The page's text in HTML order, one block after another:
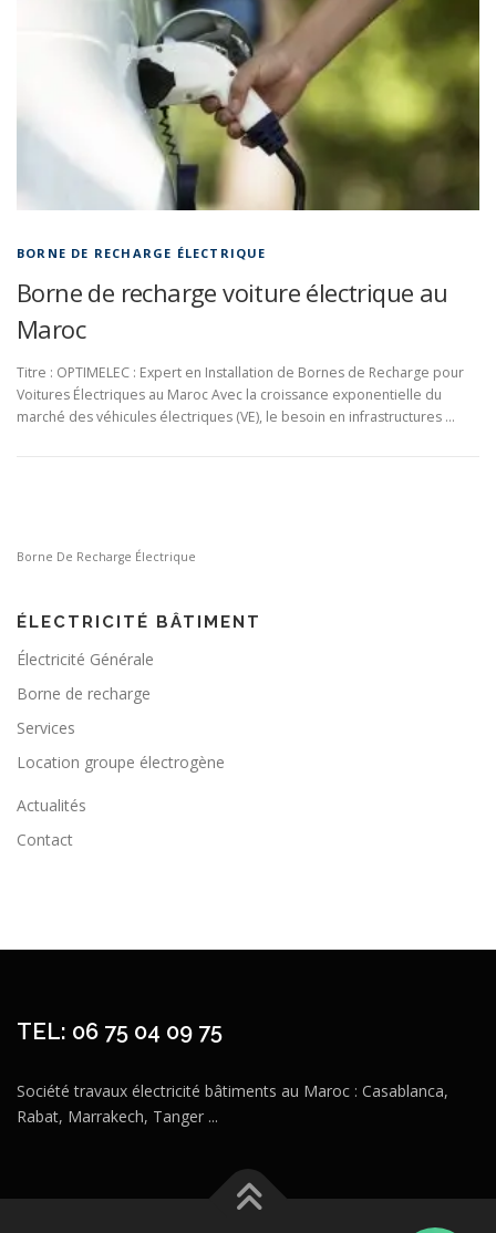
BORNE DE RECHARGE ÉLECTRIQUE
Borne de recharge voiture électrique au
Maroc
Titre : OPTIMELEC : Expert en Installation de Bornes de Recharge pour
Voitures Électriques au Maroc Avec la croissance exponentielle du
marché des véhicules électriques (VE), le besoin en infrastructures …
Borne De Recharge Électrique
ÉLECTRICITÉ BÂTIMENT
Électricité Générale
Borne de recharge
Services
Location groupe électrogène
Actualités
Contact
TEL: 06 75 04 09 75
Société travaux électricité bâtiments au Maroc : Casablanca,
Rabat, Marrakech, Tanger ...